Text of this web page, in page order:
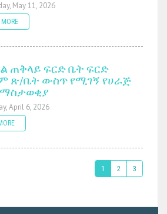
May 11, 2026
MORE
ጠቅላይ ፍርድ ቤት ፍርድ
ጽ/ቤት ውስጥ የሚገኝ የሀራጅ
April 6, 2026
1 2 3